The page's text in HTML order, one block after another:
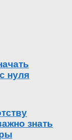
нуля
знать